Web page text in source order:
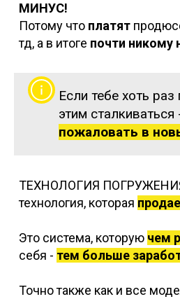
МИНУС!
Потому что платят
тд, а в итоге почти никому
Если тебе хоть
этим сталкиваться
пожаловать в
ТЕХНОЛОГИЯ
технология, которая
Это система, которую чем
себя - тем больше
Точно также как и все